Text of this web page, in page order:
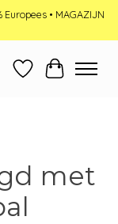
• MAGAZIJN
Verlanglijst
met